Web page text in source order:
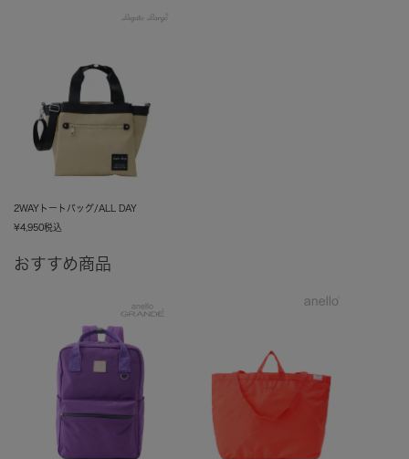
2WAYトートバッグ/ALL DAY
¥4,950税込
おすすめ商品